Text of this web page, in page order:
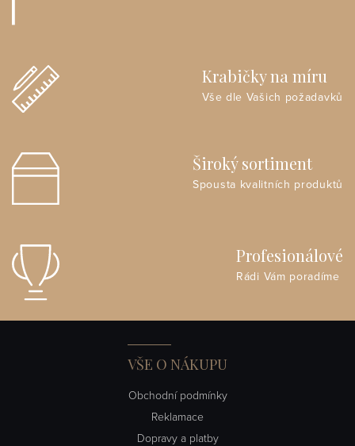
Krabičky na míru
Vše dle Vašich požadavků
Široký sortiment
Spousta kvalitních produktů
Profesionálové
Rádi Vám poradíme
VŠE O NÁKUPU
Obchodní podmínky
Reklamace
Dopravy a platby